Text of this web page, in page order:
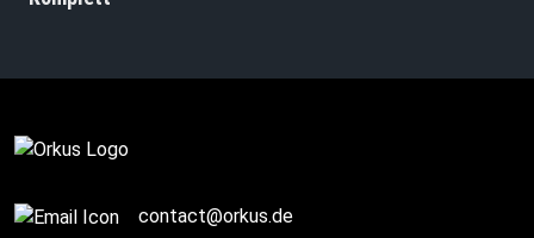
contact@orkus.de